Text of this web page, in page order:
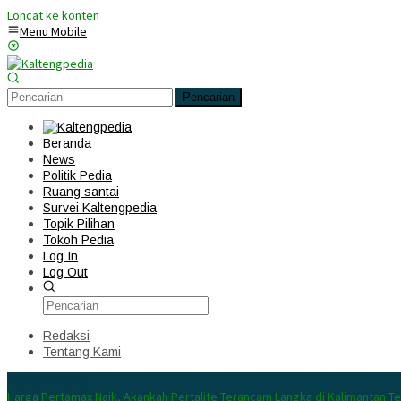
Loncat ke konten
Menu Mobile
Pencarian
Beranda
News
Politik Pedia
Ruang santai
Survei Kaltengpedia
Topik Pilihan
Tokoh Pedia
Log In
Log Out
Redaksi
Tentang Kami
Harga Pertamax Naik, Akankah Pertalite Terancam Langka di Kalimantan